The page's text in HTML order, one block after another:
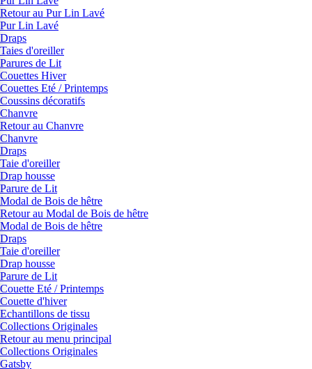
Retour au Pur Lin Lavé
Pur Lin Lavé
Draps
Taies d'oreiller
Parures de Lit
Couettes Hiver
Couettes Eté / Printemps
Coussins décoratifs
Chanvre
Retour au Chanvre
Chanvre
Draps
Taie d'oreiller
Drap housse
Parure de Lit
Modal de Bois de hêtre
Retour au Modal de Bois de hêtre
Modal de Bois de hêtre
Draps
Taie d'oreiller
Drap housse
Parure de Lit
Couette Eté / Printemps
Couette d'hiver
Echantillons de tissu
Collections Originales
Retour au menu principal
Collections Originales
Gatsby